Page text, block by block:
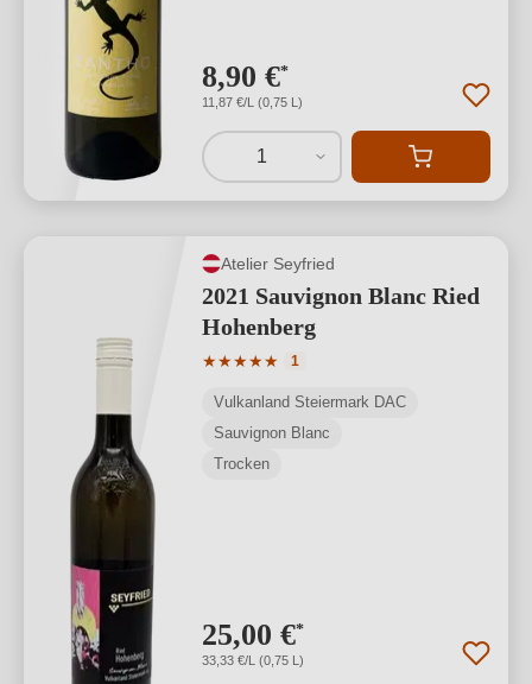
8,90 €*
11,87 €/L (0,75 L)
1
Atelier Seyfried
2021 Sauvignon Blanc Ried
Hohenberg
★★★★★
Durchschnittliche Bewertung von 5
1
Vulkanland Steiermark DAC
Sauvignon Blanc
Trocken
25,00 €*
33,33 €/L (0,75 L)